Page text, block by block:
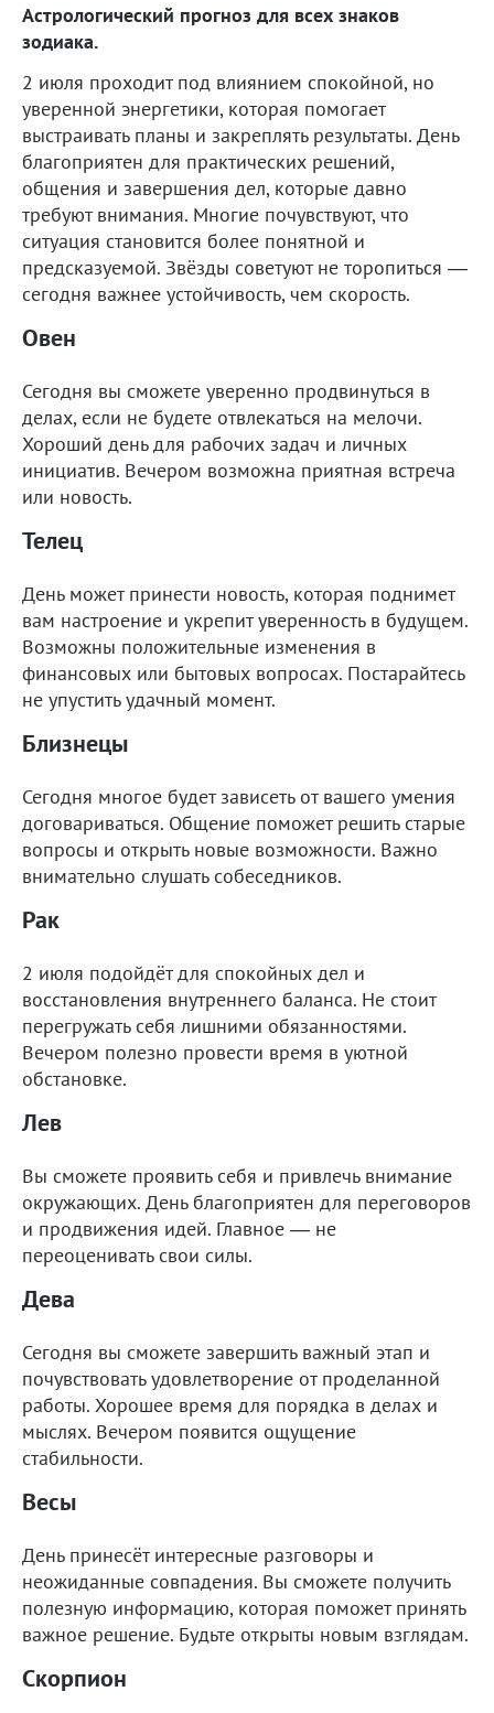
Астрологический прогноз для всех знаков
зодиака.
2 июля проходит под влиянием спокойной, но
уверенной энергетики, которая помогает
выстраивать планы и закреплять результаты. День
благоприятен для практических решений,
общения и завершения дел, которые давно
требуют внимания. Многие почувствуют, что
ситуация становится более понятной и
предсказуемой. Звёзды советуют не торопиться —
сегодня важнее устойчивость, чем скорость.
Овен
Сегодня вы сможете уверенно продвинуться в
делах, если не будете отвлекаться на мелочи.
Хороший день для рабочих задач и личных
инициатив. Вечером возможна приятная встреча
или новость.
Телец
День может принести новость, которая поднимет
вам настроение и укрепит уверенность в будущем.
Возможны положительные изменения в
финансовых или бытовых вопросах. Постарайтесь
не упустить удачный момент.
Близнецы
Сегодня многое будет зависеть от вашего умения
договариваться. Общение поможет решить старые
вопросы и открыть новые возможности. Важно
внимательно слушать собеседников.
Рак
2 июля подойдёт для спокойных дел и
восстановления внутреннего баланса. Не стоит
перегружать себя лишними обязанностями.
Вечером полезно провести время в уютной
обстановке.
Лев
Вы сможете проявить себя и привлечь внимание
окружающих. День благоприятен для переговоров
и продвижения идей. Главное — не
переоценивать свои силы.
Дева
Сегодня вы сможете завершить важный этап и
почувствовать удовлетворение от проделанной
работы. Хорошее время для порядка в делах и
мыслях. Вечером появится ощущение
стабильности.
Весы
День принесёт интересные разговоры и
неожиданные совпадения. Вы сможете получить
полезную информацию, которая поможет принять
важное решение. Будьте открыты новым взглядам.
Скорпион